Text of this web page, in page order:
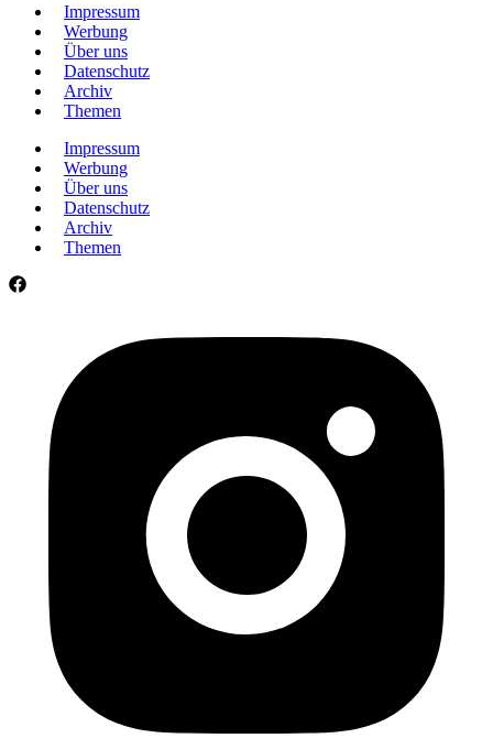
Impressum
Werbung
Über uns
Datenschutz
Archiv
Themen
Impressum
Werbung
Über uns
Datenschutz
Archiv
Themen